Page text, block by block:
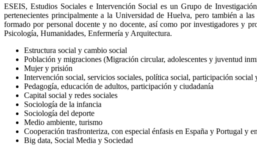
ESEIS, Estudios Sociales e Intervención Social es un Grupo de
pertenecientes principalmente a la Universidad de Huelva, pero también a
formado por personal docente y no docente, así como por investigadores y
Psicología, Humanidades, Enfermería y Arquitectura.
Estructura social y cambio social
Población y migraciones (Migración circular, adolescentes y juventud
Mujer y prisión
Intervención social, servicios sociales, política social, participación social
Pedagogía, educación de adultos, participación y ciudadanía
Capital social y redes sociales
Sociología de la infancia
Sociología del deporte
Medio ambiente, turismo
Cooperación trasfronteriza, con especial énfasis en España y Portugal y
Big data, Social Media y Sociedad